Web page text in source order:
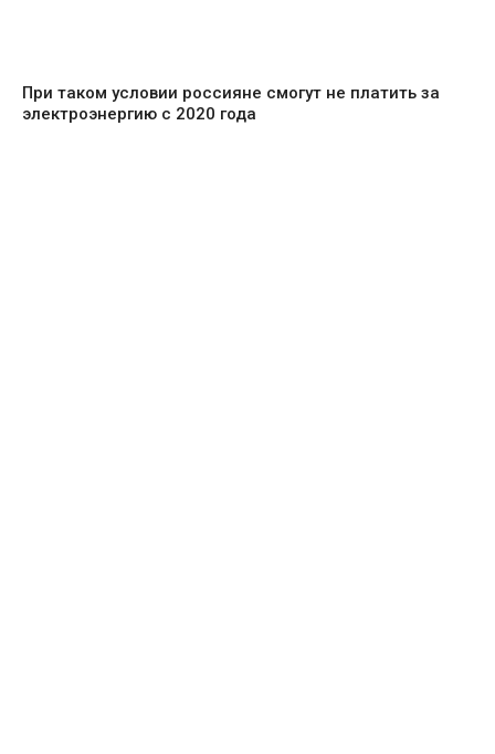
При таком условии россияне смогут не платить за
электроэнергию с 2020 года